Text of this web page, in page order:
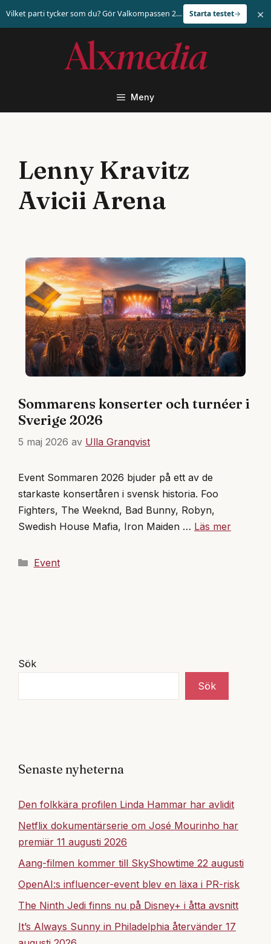
Meny
Lenny Kravitz
Avicii Arena
Sommarens konserter och turnéer i
Sverige 2026
5 maj 2026 av Ulla Granqvist
Event Sommaren 2026 bjuder på ett av de
starkaste konsertåren i svensk historia. Foo
Fighters, The Weeknd, Bad Bunny, Robyn,
Swedish House Mafia, Iron Maiden … Läs mer
Kategorier
Event
Sök
Sök
Senaste nyheterna
Den folkkära profilen Linda Hammar har avlidit
Netflix dokumentärserie om José Mourinho har
premiär 11 augusti 2026
Aang-filmen kommer till SkyShowtime 22 augusti
OpenAI:s influencer-event blev en läxa i PR-risk
The Ninth Jedi finns nu på Disney+ i åtta avsnitt
It’s Always Sunny in Philadelphia återvänder 17
Vilket parti tycker som du? Gör Valkompassen 2026 Starta testet ×